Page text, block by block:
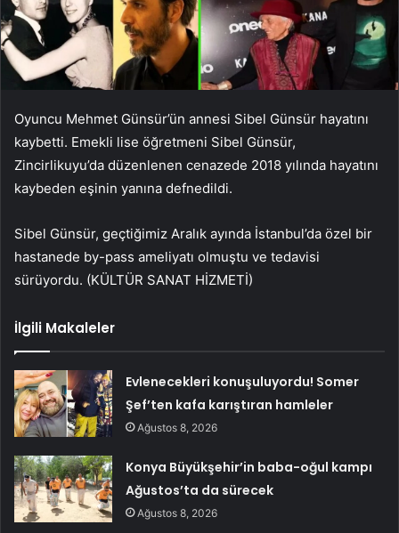
Oyuncu Mehmet Günsür’ün annesi Sibel Günsür hayatını
kaybetti. Emekli lise öğretmeni Sibel Günsür,
Zincirlikuyu’da düzenlenen cenazede 2018 yılında hayatını
kaybeden eşinin yanına defnedildi.
Sibel Günsür, geçtiğimiz Aralık ayında İstanbul’da özel bir
hastanede by-pass ameliyatı olmuştu ve tedavisi
sürüyordu. (KÜLTÜR SANAT HİZMETİ)
İlgili Makaleler
Evlenecekleri konuşuluyordu! Somer
Şef’ten kafa karıştıran hamleler
Ağustos 8, 2026
Konya Büyükşehir’in baba-oğul kampı
Ağustos’ta da sürecek
Ağustos 8, 2026